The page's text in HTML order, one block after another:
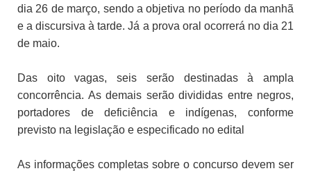
dia 26 de março, sendo a objetiva no período da manhã
e a discursiva à tarde. Já a prova oral ocorrerá no dia 21
de maio.
Das oito vagas, seis serão destinadas à ampla
concorrência. As demais serão divididas entre negros,
portadores de deficiência e indígenas, conforme
previsto na legislação e especificado no edital
As informações completas sobre o concurso devem ser